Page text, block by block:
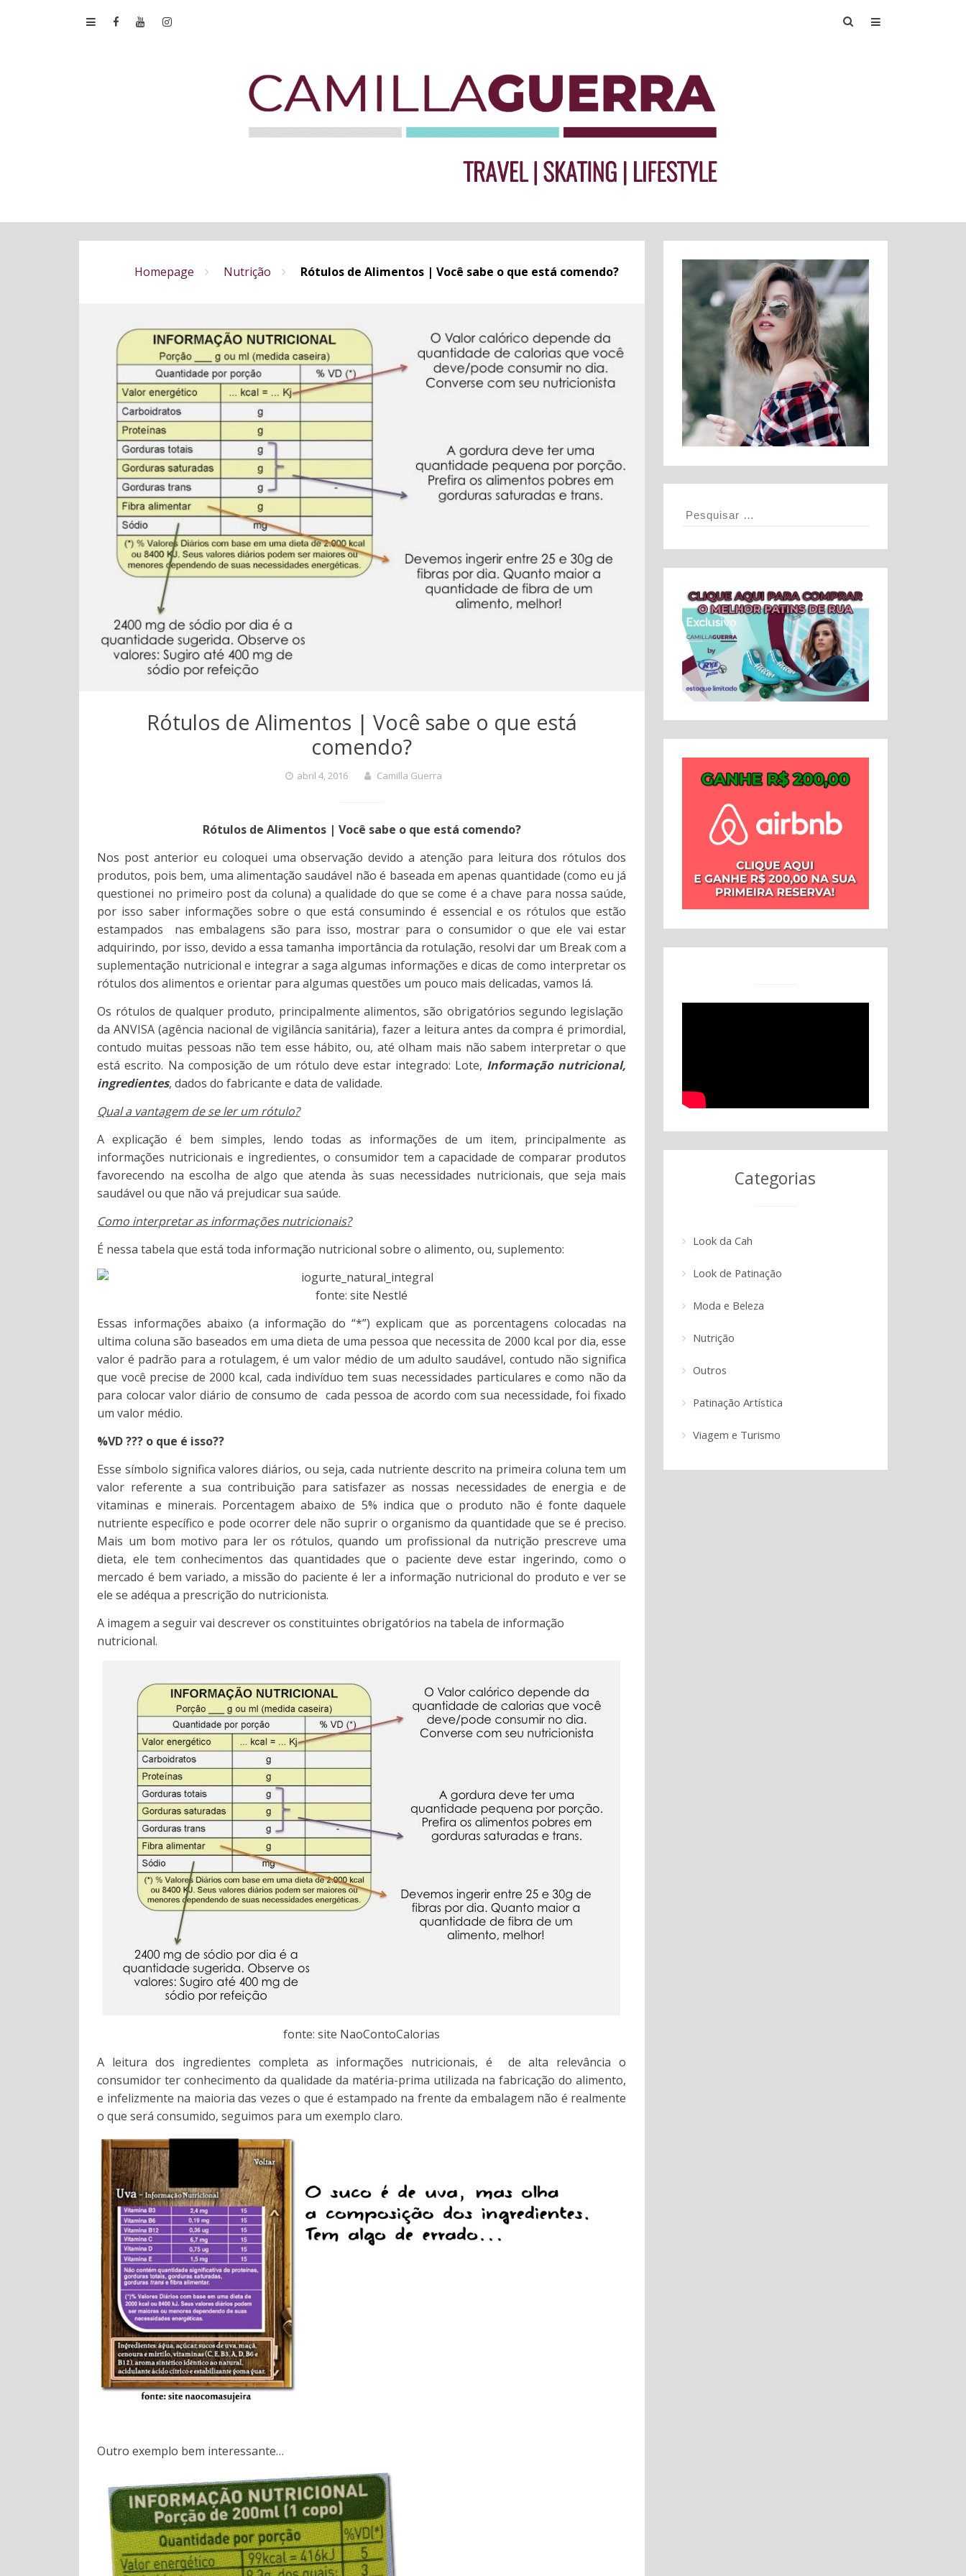
Homepage Nutrição Rótulos de Alimentos | Você sabe o que está comendo?
Rótulos de Alimentos | Você sabe o que está
comendo?
abril 4, 2016 Camilla Guerra
Rótulos de Alimentos | Você sabe o que está comendo?
Nos post anterior eu coloquei uma observação devido a atenção para leitura dos rótulos dos
produtos, pois bem, uma alimentação saudável não é baseada em apenas quantidade (como eu já
questionei no primeiro post da coluna) a qualidade do que se come é a chave para nossa saúde,
por isso saber informações sobre o que está consumindo é essencial e os rótulos que estão
estampados nas embalagens são para isso, mostrar para o consumidor o que ele vai estar
adquirindo, por isso, devido a essa tamanha importância da rotulação, resolvi dar um Break com a
suplementação nutricional e integrar a saga algumas informações e dicas de como interpretar os
rótulos dos alimentos e orientar para algumas questões um pouco mais delicadas, vamos lá.
Os rótulos de qualquer produto, principalmente alimentos, são obrigatórios segundo legislação
da ANVISA (agência nacional de vigilância sanitária), fazer a leitura antes da compra é primordial,
contudo muitas pessoas não tem esse hábito, ou, até olham mais não sabem interpretar o que
está escrito. Na composição de um rótulo deve estar integrado: Lote, Informação nutricional,
ingredientes, dados do fabricante e data de validade.
Qual a vantagem de se ler um rótulo?
A explicação é bem simples, lendo todas as informações de um item, principalmente as
informações nutricionais e ingredientes, o consumidor tem a capacidade de comparar produtos
favorecendo na escolha de algo que atenda às suas necessidades nutricionais, que seja mais
saudável ou que não vá prejudicar sua saúde.
Como interpretar as informações nutricionais?
É nessa tabela que está toda informação nutricional sobre o alimento, ou, suplemento:
fonte: site Nestlé
Essas informações abaixo (a informação do “*”) explicam que as porcentagens colocadas na
ultima coluna são baseados em uma dieta de uma pessoa que necessita de 2000 kcal por dia, esse
valor é padrão para a rotulagem, é um valor médio de um adulto saudável, contudo não significa
que você precise de 2000 kcal, cada indivíduo tem suas necessidades particulares e como não da
para colocar valor diário de consumo de cada pessoa de acordo com sua necessidade, foi fixado
um valor médio.
%VD ??? o que é isso??
Esse símbolo significa valores diários, ou seja, cada nutriente descrito na primeira coluna tem um
valor referente a sua contribuição para satisfazer as nossas necessidades de energia e de
vitaminas e minerais. Porcentagem abaixo de 5% indica que o produto não é fonte daquele
nutriente específico e pode ocorrer dele não suprir o organismo da quantidade que se é preciso.
Mais um bom motivo para ler os rótulos, quando um profissional da nutrição prescreve uma
dieta, ele tem conhecimentos das quantidades que o paciente deve estar ingerindo, como o
mercado é bem variado, a missão do paciente é ler a informação nutricional do produto e ver se
ele se adéqua a prescrição do nutricionista.
A imagem a seguir vai descrever os constituintes obrigatórios na tabela de informação
nutricional.
fonte: site NaoContoCalorias
A leitura dos ingredientes completa as informações nutricionais, é de alta relevância o
consumidor ter conhecimento da qualidade da matéria-prima utilizada na fabricação do alimento,
e infelizmente na maioria das vezes o que é estampado na frente da embalagem não é realmente
o que será consumido, seguimos para um exemplo claro.
Outro exemplo bem interessante…
Categorias
Look da Cah
Look de Patinação
Moda e Beleza
Nutrição
Outros
Patinação Artística
Viagem e Turismo